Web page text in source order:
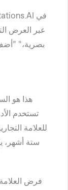
عبر العرض
هذا هو
تستخدم
للعلامة
ستة أشهر،
فرض العلامة